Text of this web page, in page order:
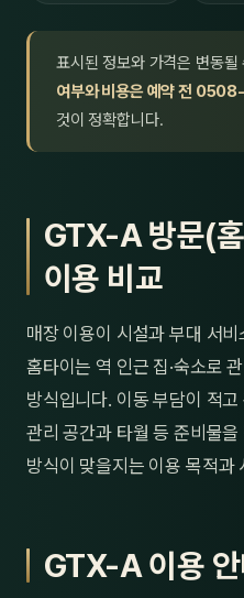
표시된 정보와 가격은 변동될
여부와 비용은 예약 전
것이 정확합니다.
GTX-A 방문(
이용 비교
매장 이용이 시설과 부대 서
홈타이는 역 인근 집·숙소로
방식입니다. 이동 부담이 적
관리 공간과 타월 등 준비물
방식이 맞을지는 이용 목적과
GTX-A 이용 안